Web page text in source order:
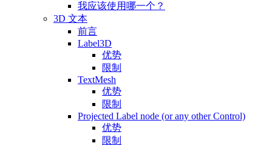
我应该使用哪一个？
3D 文本
前言
Label3D
优势
限制
TextMesh
优势
限制
Projected Label node (or any other Control)
优势
限制